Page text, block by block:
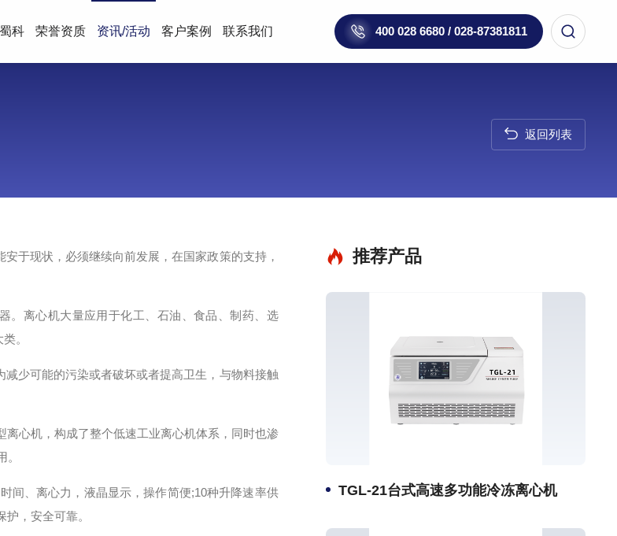
400 028 6680 / 028-87381811
科 荣誉资质 资讯/活动 客户案例 联系我们
返回列表
于现状，必须继续向前发展，在国家政策的支持，
。离心机大量应用于化工、石油、食品、制药、选
。
少可能的污染或者破坏或者提高卫生，与物料接触
心机，构成了整个低速工业离心机体系，同时也渗
间、离心力，液晶显示，操作简便;10种升降速率供
，安全可靠。
推荐产品
TGL-21台式高速多功能冷冻离心机